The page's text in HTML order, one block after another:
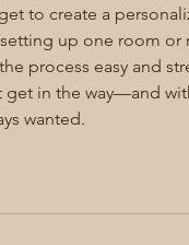
to create a
setting up one room
process easy and
in the way—and
wanted.